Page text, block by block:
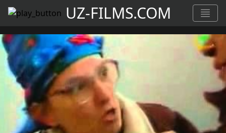
UZ-FILMS.COM